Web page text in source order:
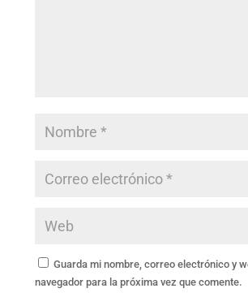
Guarda mi nombre, correo electrónico y
navegador para la próxima vez que comente.